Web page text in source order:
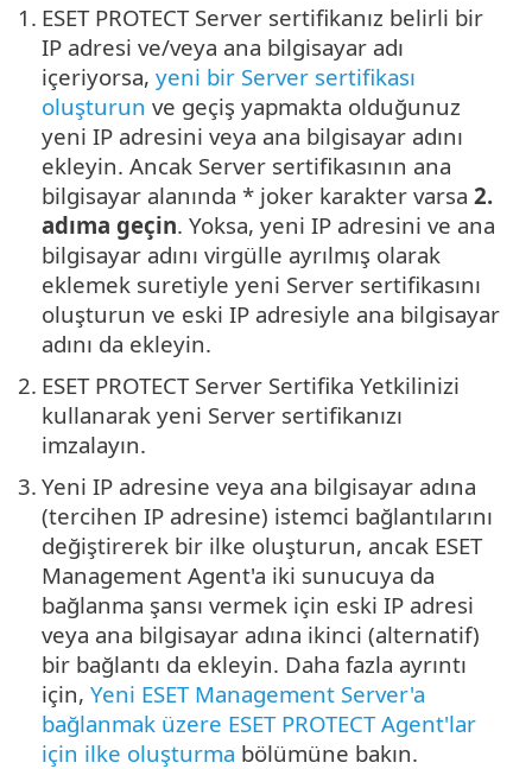
1. ESET PROTECT Server sertifikanız belirli bir
IP adresi ve/veya ana bilgisayar adı
içeriyorsa, yeni bir Server sertifikası
oluşturun ve geçiş yapmakta olduğunuz
yeni IP adresini veya ana bilgisayar adını
ekleyin. Ancak Server sertifikasının ana
bilgisayar alanında * joker karakter varsa 2.
adıma geçin. Yoksa, yeni IP adresini ve ana
bilgisayar adını virgülle ayrılmış olarak
eklemek suretiyle yeni Server sertifikasını
oluşturun ve eski IP adresiyle ana bilgisayar
adını da ekleyin.
2. ESET PROTECT Server Sertifika Yetkilinizi
kullanarak yeni Server sertifikanızı
imzalayın.
3. Yeni IP adresine veya ana bilgisayar adına
(tercihen IP adresine) istemci bağlantılarını
değiştirerek bir ilke oluşturun, ancak ESET
Management Agent'a iki sunucuya da
bağlanma şansı vermek için eski IP adresi
veya ana bilgisayar adına ikinci (alternatif)
bir bağlantı da ekleyin. Daha fazla ayrıntı
için, Yeni ESET Management Server'a
bağlanmak üzere ESET PROTECT Agent'lar
için ilke oluşturma bölümüne bakın.